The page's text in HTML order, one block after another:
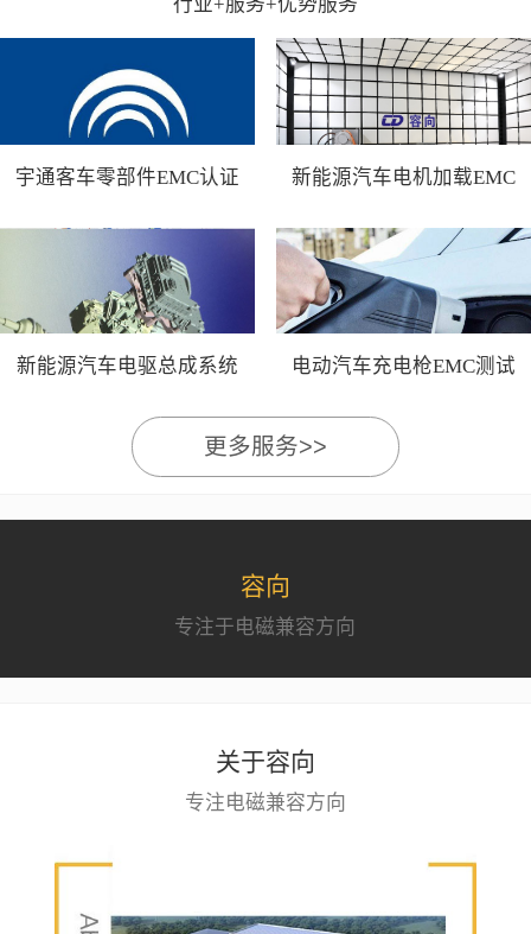
宇通客车零部件EMC认证
新能源汽车电机加载EMC
新能源汽车电驱总成系统
电动汽车充电枪EMC测试
更多服务>>
容向
专注于电磁兼容方向
关于容向
专注电磁兼容方向